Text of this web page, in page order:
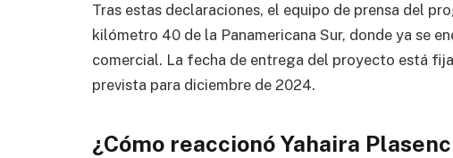
Tras estas declaraciones, el equipo de prensa del
kilómetro 40 de la Panamericana Sur, donde ya se
comercial. La fecha de entrega del proyecto está
prevista para diciembre de 2024.
¿Cómo reaccionó Yahaira